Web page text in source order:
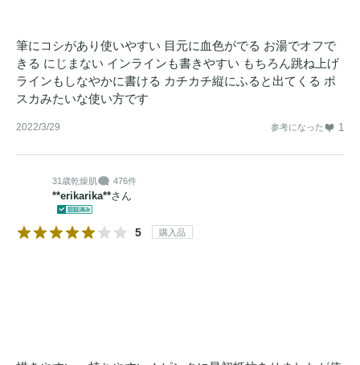
筆にコシがあり使いやすい 目元に血色がでる お湯でオフで
きる にじまない インラインも書きやすい もちろん跳ね上げ
ラインもしなやかに書ける カチカチ縦にふると出てくる ポ
スカみたいな使い方です
2022/3/29 参考になった 1
31歳乾燥肌 476件
**erikarika**さん
5 購入品